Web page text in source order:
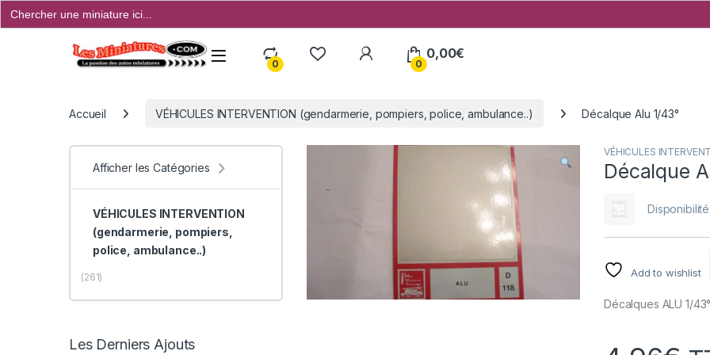
Search
for:
Open
0
My Account
0
0,00€
Accueil VÉHICULES INTERVENTION (gendarmerie, pompiers, police, ambulance..) Décalque Alu 1/43°
VÉHICULES
Décalque
Add to wishlist
Décalques ALU 1/
Afficher les Catégories
VÉHICULES INTERVENTION
(gendarmerie, pompiers,
police, ambulance..)
(261)
Les Derniers Ajouts